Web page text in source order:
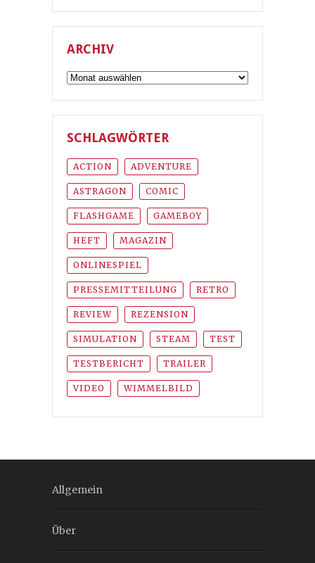
ARCHIV
Archiv
SCHLAGWÖRTER
ACTION ADVENTURE
ASTRAGON COMIC
FLASHGAME GAMEBOY
HEFT MAGAZIN
ONLINESPIEL
PRESSEMITTEILUNG RETRO
REVIEW REZENSION
SIMULATION STEAM TEST
TESTBERICHT TRAILER
VIDEO WIMMELBILD
Allgemein
Über